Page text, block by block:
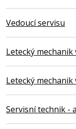
Vedoucí servisu
Letecký
Letecký
Servisní technik -